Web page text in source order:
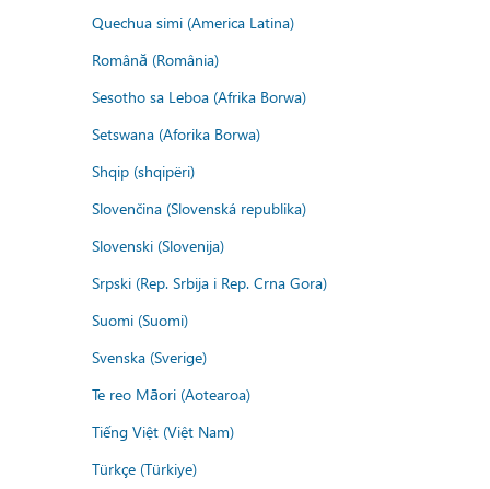
Quechua simi (America Latina)
Română (România)
Sesotho sa Leboa (Afrika Borwa)
Setswana (Aforika Borwa)
Shqip (shqipëri)
Slovenčina (Slovenská republika)
Slovenski (Slovenija)
Srpski (Rep. Srbija i Rep. Crna Gora)
Suomi (Suomi)
Svenska (Sverige)
Te reo Māori (Aotearoa)
Tiếng Việt (Việt Nam)
Türkçe (Türkiye)